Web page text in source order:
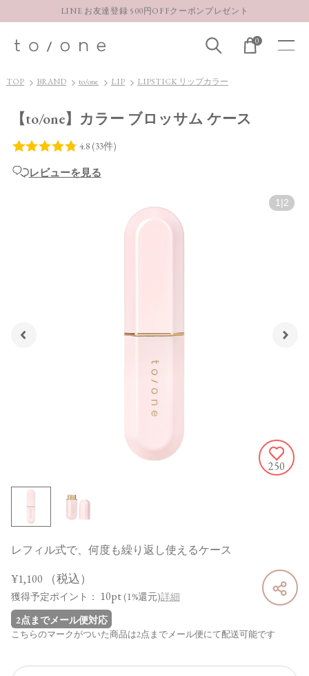
LINE お友達登録 500円OFFクーポンプレゼント
お得な定期購入コースはこちら
LINE お友達登録 500円OFFクーポンプレゼント
0
TOP BRAND to/one LIP LIPSTICK リップカラー
【to/one】カラー ブロッサム ケース
レビューを見る
1 | 2
250
レフィル式で、何度も繰り返し使えるケース
¥1,100 （税込）
獲得予定ポイント： 10pt (1%還元)詳細
2点までメール便対応
こちらのマークがついた商品は2点までメール便にて配送可能です